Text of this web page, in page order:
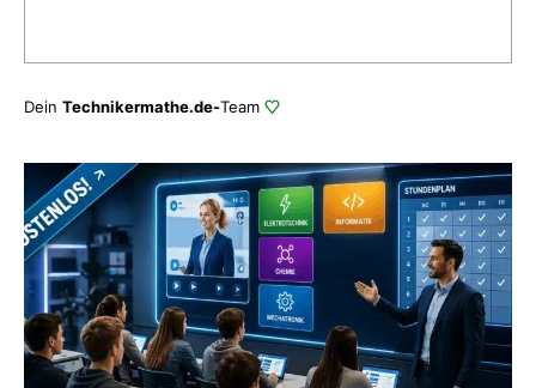
Dein Technikermathe.de-Team